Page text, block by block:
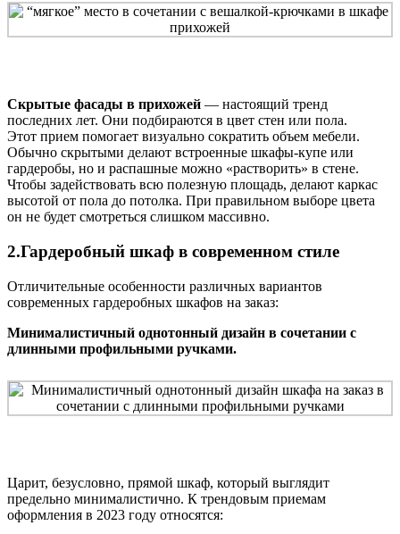
Скрытые фасады в прихожей — настоящий тренд
последних лет. Они подбираются в цвет стен или пола.
Этот прием помогает визуально сократить объем мебели.
Обычно скрытыми делают встроенные шкафы-купе или
гардеробы, но и распашные можно «растворить» в стене.
Чтобы задействовать всю полезную площадь, делают каркас
высотой от пола до потолка. При правильном выборе цвета
он не будет смотреться слишком массивно.
2.Гардеробный шкаф в современном стиле
Отличительные особенности различных вариантов
современных гардеробных шкафов на заказ:
Минималистичный однотонный дизайн в сочетании с
длинными профильными ручками.
Царит, безусловно, прямой шкаф, который выглядит
предельно минималистично. К трендовым приемам
оформления в 2023 году относятся: